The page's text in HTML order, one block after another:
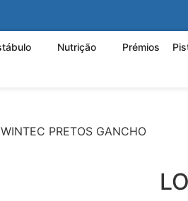
Nutrição Prémios
PRETOS GANCHO